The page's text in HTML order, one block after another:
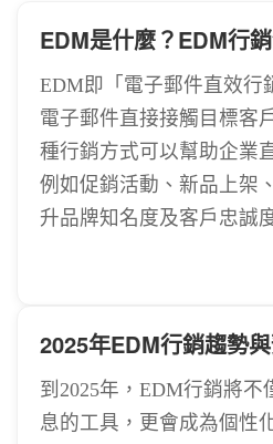
EDM是什麼？EDM行
EDM即「電子郵件直效行
電子郵件直接接觸目標客
種行銷方式可以幫助企業
例如促銷活動、新品上架
升品牌知名度及客戶忠誠
2025年EDM行銷趨勢
到2025年，EDM行銷將不
息的工具，更會成為個性